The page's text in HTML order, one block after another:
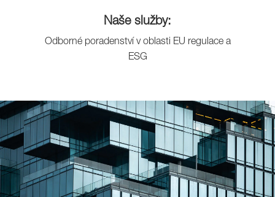
Naše služby:
Odborné poradenství v oblasti EU regulace a
ESG